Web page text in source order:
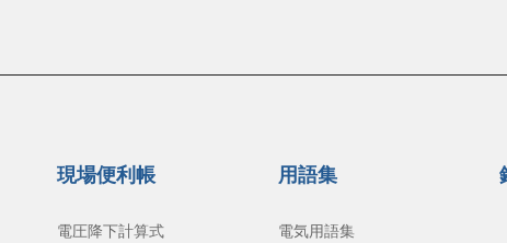
現場便利帳
電圧降下計算式
用語集
電気用語集